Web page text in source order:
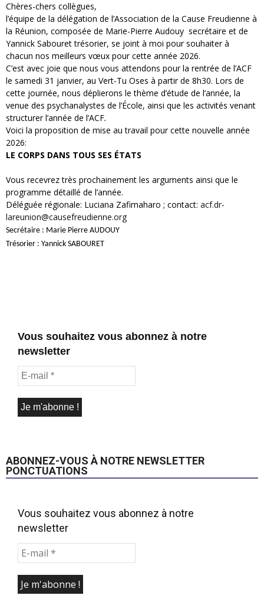
Chères-chers collègues,
l’équipe de la délégation de l’Association de la Cause Freudienne à
la Réunion, composée de Marie-Pierre Audouy secrétaire et de
Yannick Sabouret trésorier, se joint à moi pour souhaiter à
chacun nos meilleurs vœux pour cette année 2026.
C’est avec joie que nous vous attendons pour la rentrée de l’ACF
le samedi 31 janvier, au Vert-Tu Oses à partir de 8h30. Lors de
cette journée, nous déplierons le thème d’étude de l’année, la
venue des psychanalystes de l’École, ainsi que les activités venant
structurer l’année de l’ACF.
Voici la proposition de mise au travail pour cette nouvelle année
2026:
LE CORPS DANS TOUS SES ÉTATS
Vous recevrez très prochainement les arguments ainsi que le
programme détaillé de l’année.
Déléguée régionale: Luciana Zafimaharo ; contact: acf.dr-
lareunion@causefreudienne.org
Secrétaire : Marie Pierre AUDOUY
Trésorier : Yannick SABOURET
Vous souhaitez vous abonnez à notre
newsletter
ABONNEZ-VOUS À NOTRE NEWSLETTER
PONCTUATIONS
Vous souhaitez vous abonnez à notre
newsletter